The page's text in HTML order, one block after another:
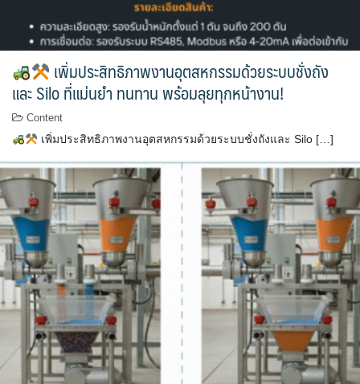
เพิ่มประสิทธิภาพงานอุตสหกรรมด้วยระบบชั่งถัง
และ Silo ที่แม่นยำ ทนทาน พร้อมลุยทุกหน้างาน!
Content
เพิ่มประสิทธิภาพงานอุตสหกรรมด้วยระบบชั่งถังและ Silo […]